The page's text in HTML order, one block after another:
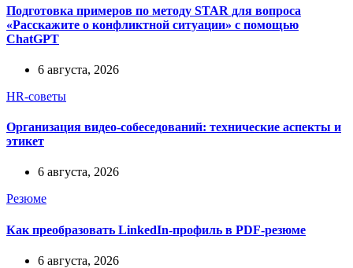
Подготовка примеров по методу STAR для вопроса
«Расскажите о конфликтной ситуации» с помощью
ChatGPT
6 августа, 2026
HR-советы
Организация видео-собеседований: технические аспекты и
этикет
6 августа, 2026
Резюме
Как преобразовать LinkedIn-профиль в PDF-резюме
6 августа, 2026